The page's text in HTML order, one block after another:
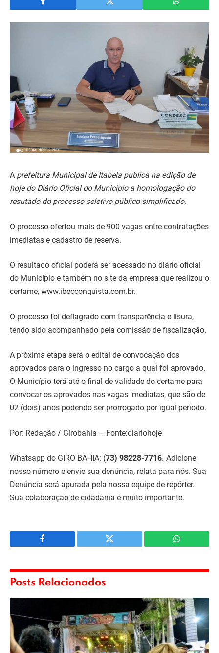
A prefeitura Municipal de Itabela publica na edição de
hoje do Diário Oficial do Município a homologação do
resutado do processo seletivo público simplificado.
O processo ofertou mais de 900 vagas entre contratações
imediatas e cadastro de reserva.
O resultado oficial poderá ser acessado no diário oficial
do Município e também no site da empresa que realizou o
certame, www.ibecconquista.com.br.
O processo foi deflagrado com transparência e lisura,
tendo sido acompanhado pela comissão de fiscalização.
A próxima etapa será o edital de convocação dos
aprovados para o ingresso no cargo a qual foi aprovado.
O Município terá até o final de validade do certame para
convocar os aprovados nas vagas imediatas, que são de
02 (dois) anos podendo ser prorrogado por igual período.
Por: Redação / Girobahia – Fonte:diariohoje
Whatsapp do GIRO BAHIA: (73) 98228-7716. Adicione
nosso número e envie sua denúncia, relata para nós. Sua
Denúncia será apurada pela nossa equipe de repórter.
Sua colaboração de cidadania é muito importante.
Facebook Twitter WhatsApp
Posts Relacionados